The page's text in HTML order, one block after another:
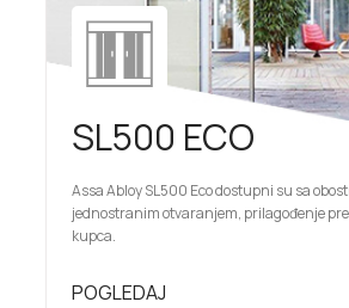
SL500 ECO
Assa Abloy SL500 Eco dostupni su sa
jednostranim otvaranjem, prilagođenje
kupca.
POGLEDAJ